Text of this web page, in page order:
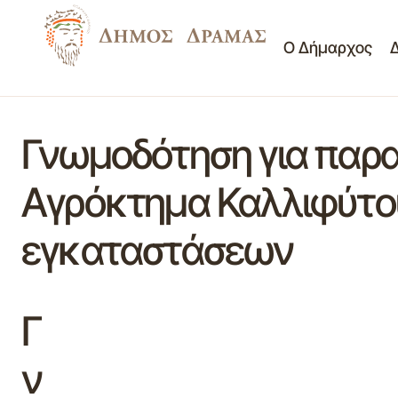
Ο Δήμαρχος
Γνωμοδότηση για
Αγρόκτημα
εγκαταστάσεων
Γ
ν